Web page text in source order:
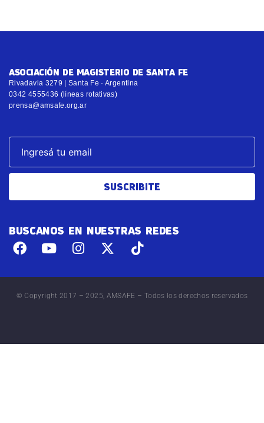
ASOCIACIÓN DE MAGISTERIO DE SANTA FE
Rivadavia 3279 | Santa Fe · Argentina
0342 4555436 (líneas rotativas)
prensa@amsafe.org.ar
SUSCRIBITE
BUSCANOS EN NUESTRAS REDES
© Copyright 2017 – 2025, AMSAFE – Todos los derechos reservados